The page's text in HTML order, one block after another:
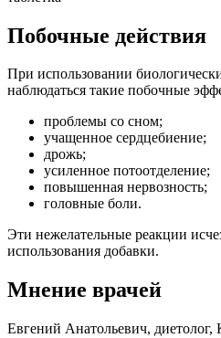
Побочные действия
При использовании
наблюдаться такие побочные
проблемы со сном;
учащенное сердцебиение;
дрожь;
усиленное потоотделение;
повышенная нервозность;
головные боли.
Эти нежелательные реакции
использования добавки.
Мнение врачей
Евгений Анатольевич, диетолог,